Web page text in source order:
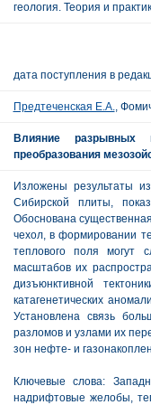
геология. Теория и
дата поступления в
Предтеченская Е.А.,
Влияние разрывных
преобразования
Изложены результаты
Сибирской плиты,
Обоснована
чехол, в формировании
теплового поля могут
масштабов их
дизъюнктивной
катагенетических
Установлена связь
разломов и узлами их
зон нефте- и
Ключевые слова:
надрифтовые желобы,